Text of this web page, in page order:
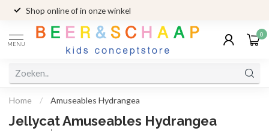
Shop online of in onze winkel
MENU
0
Home / Amuseables Hydrangea
Jellycat Amuseables Hydrangea